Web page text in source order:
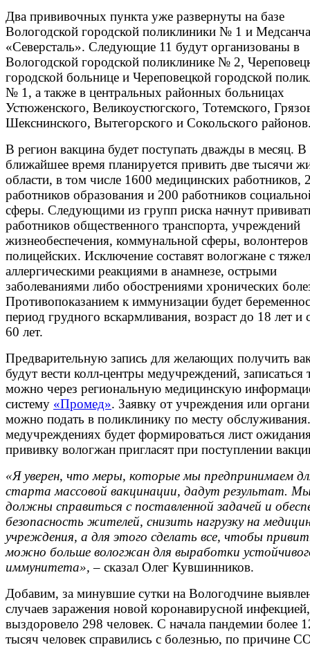
Два прививочных пункта уже развернуты на базе
Вологодской городской поликлиники № 1 и
«Северсталь». Следующие 11 будут организованы в
Вологодской городской поликлинике № 2,
городской больнице и Череповецкой городской
№ 1, а также в центральных районных больницах
Устюженского, Великоустюгского, Тотемского,
Шекснинского, Вытегорского и Сокольского
В регион вакцина будет поступать дважды в месяц. В
ближайшее время планируется привить две тысячи
области, в том числе 1600 медицинских работников,
работников образования и 200 работников
сферы. Следующими из групп риска начнут
работников общественного транспорта, учреждений
жизнеобеспечения, коммунальной сферы,
полицейских. Исключение составят вологжане с
аллергическими реакциями в анамнезе, острыми
заболеваниями либо обострениями хронических
Противопоказанием к иммунизации будет
период грудного вскармливания, возраст до 18 лет и
60 лет.
Предварительную запись для желающих получить
будут вести колл-центры медучреждений, записаться
можно через региональную медицинскую
систему «Промед». Заявку от учреждения или
можно подать в поликлинику по месту
медучреждениях будет формироваться лист
прививку вологжан пригласят при поступлении
«Я уверен, что меры, которые мы предпринимаем
старта массовой вакцинации, дадут результат.
должны справиться с поставленной задачей и
безопасность жителей, снизить нагрузку на
учреждения, а для этого сделать все, чтобы
можно больше вологжан для выработки
иммунитета»,– сказал Олег Кувшинников.
Добавим, за минувшие сутки на Вологодчине
случаев заражения новой коронавирусной инфекцией,
выздоровело 298 человек. С начала пандемии более
тысяч человек справились с болезнью, по причине